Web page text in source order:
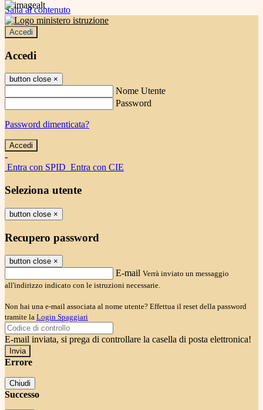
Salta al contenuto
Accedi
Accedi
button close ×
Nome Utente
Password
Password dimenticata?
-
Entra con SPID Entra con CIE
Seleziona utente
button close ×
Recupero password
button close ×
E-mail Verrà inviato un messaggio
all'indirizzo indicato con le istruzioni necessarie.
Non hai una e-mail associata al nome utente? Effettua il reset della password
tramite la Login Spaggiari
E-mail inviata, si prega di controllare la casella di posta elettronica!
Errore
Chiudi
Successo